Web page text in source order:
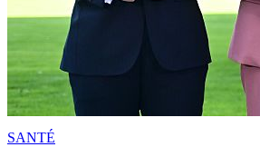
SANTÉ